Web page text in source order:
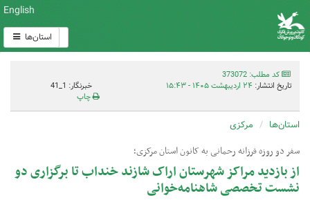
English
استان‌ها
کد مطلب: 373072
تاریخ انتشار: ۲۴ اردیبهشت ۱۴۰۵ - ۱۵:۴۳
خبرنگار: 1_41
چاپ
استان‌ها مرکزی
سفر دو روزه فرزانه رحمانی به کانون استان مرکزی؛
از بازدید مراکز شهرستان اراک شازند خنداب تا برگزاری دو
نشست تخصصی شاهنامه‌خوانی